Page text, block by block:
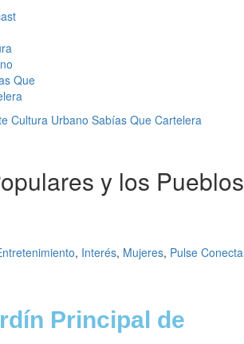
Que
Cultura Urbano Sabías Que Cartelera
y los Pueblos
, Interés, Mujeres, Pulse Conecta
Principal de